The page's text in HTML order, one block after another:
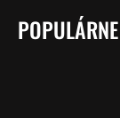
POPULÁRNE